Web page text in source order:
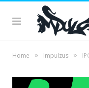
Home » Impulzus »